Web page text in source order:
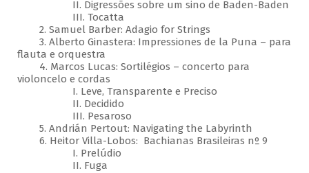
II. Digressões sobre um sino de Baden-Baden
III. Tocatta
2. Samuel Barber: Adagio for Strings
3. Alberto Ginastera: Impressiones de la Puna – para
flauta e orquestra
4. Marcos Lucas: Sortilégios – concerto para
violoncelo e cordas
I. Leve, Transparente e Preciso
II. Decidido
III. Pesaroso
5. Andrián Pertout: Navigating the Labyrinth
6. Heitor Villa-Lobos: Bachianas Brasileiras nº 9
I. Prelúdio
II. Fuga